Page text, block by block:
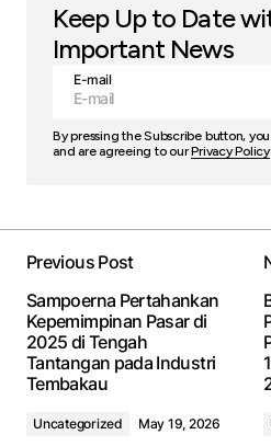
Keep Up to Date
Important News
E-mail
By pressing the Subscribe button,
and are agreeing to ourPrivacy Policy
Previous Post
Sampoerna Pertahankan
Kepemimpinan Pasar di
2025 di Tengah
Tantangan pada Industri
Tembakau
Uncategorized May 19, 2026